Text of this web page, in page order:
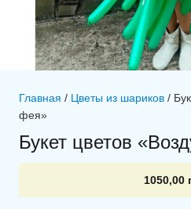
Главная / Цветы из шариков /
фея»
Букет цветов
1050,00